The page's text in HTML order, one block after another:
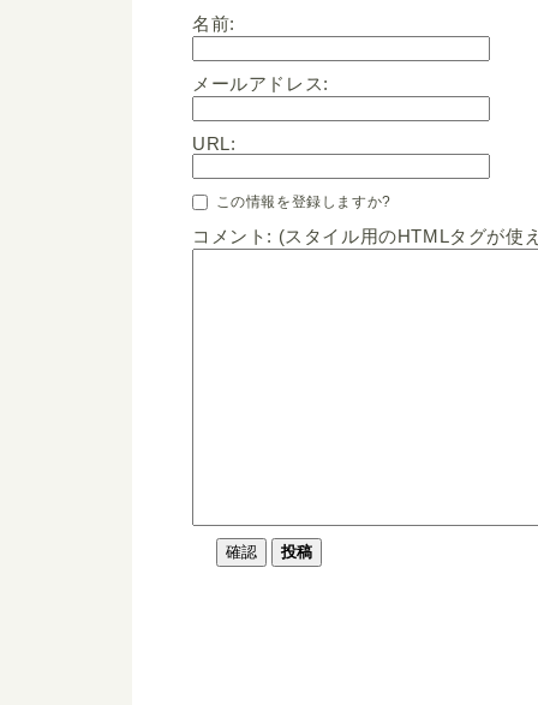
名前:
メールアドレス:
URL:
この情報を登録しますか?
コメント: (スタイル用のHTMLタグが使